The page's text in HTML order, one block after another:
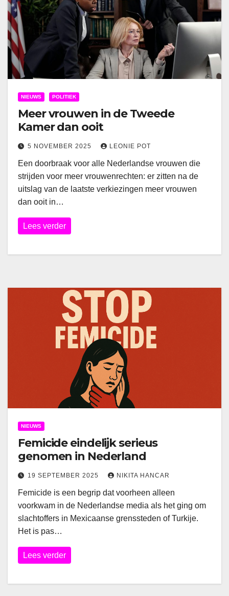
NIEUWS POLITIEK
Meer vrouwen in de Tweede
Kamer dan ooit
5 NOVEMBER 2025 LEONIE POT
Een doorbraak voor alle Nederlandse vrouwen die
strijden voor meer vrouwenrechten: er zitten na de
uitslag van de laatste verkiezingen meer vrouwen
dan ooit in…
Lees verder
NIEUWS
Femicide eindelijk serieus
genomen in Nederland
19 SEPTEMBER 2025 NIKITA HANCAR
Femicide is een begrip dat voorheen alleen
voorkwam in de Nederlandse media als het ging om
slachtoffers in Mexicaanse grenssteden of Turkije.
Het is pas…
Lees verder